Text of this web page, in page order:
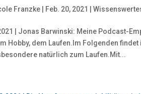
Franzke Feb. 20, 2021 |
| Jonas Barwinski: Meine Podcast-
Hobby, dem Laufen.Im Folgenden
natürlich zum Laufen.Mit...